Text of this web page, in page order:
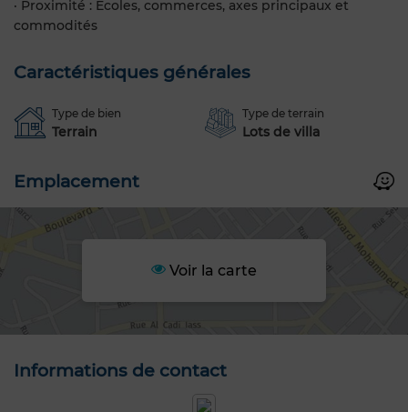
· Proximité : Écoles, commerces, axes principaux et
commodités
Caractéristiques générales
Type de bien
Terrain
Type de terrain
Lots de villa
Emplacement
Voir la carte
Informations de contact